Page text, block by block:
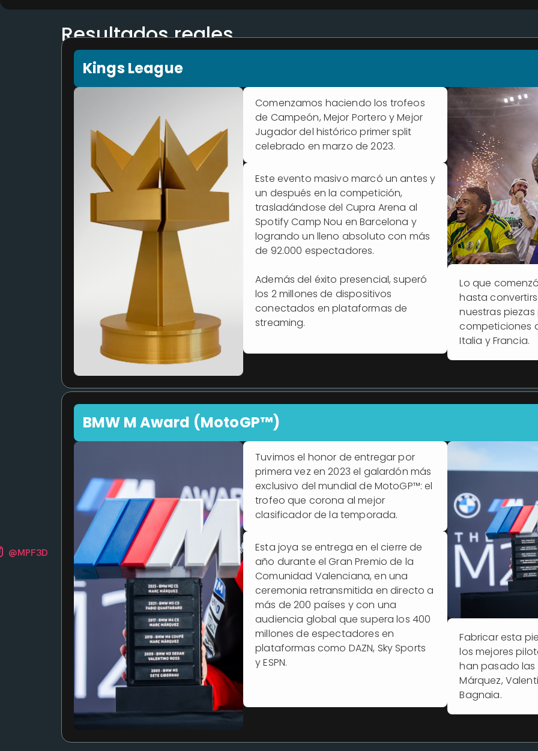
Resultados reales
Kings League
Comenzamos haciendo los trofeos
de Campeón, Mejor Portero y Mejor
Jugador del histórico primer split
celebrado en marzo de 2023.
Este evento masivo marcó un antes y
un después en la competición,
trasladándose del Cupra Arena al
Spotify Camp Nou en Barcelona y
logrando un lleno absoluto con más
de 92.000 espectadores.
Además del éxito presencial, superó
los 2 millones de dispositivos
conectados en plataformas de
streaming.
Lo que
hasta
nuestras
competiciones
Italia y Francia.
BMW M Award (MotoGP™)
Tuvimos el honor de entregar por
primera vez en 2023 el galardón más
exclusivo del mundial de MotoGP™: el
trofeo que corona al mejor
clasificador de la temporada.
Esta joya se entrega en el cierre de
año durante el Gran Premio de la
Comunidad Valenciana, en una
ceremonia retransmitida en directo a
más de 200 países y con una
audiencia global que supera los 400
millones de espectadores en
plataformas como DAZN, Sky Sports
y ESPN.
Fabricar esta
los mejores
han pasado
Márquez,
Bagnaia.
@MPF3D